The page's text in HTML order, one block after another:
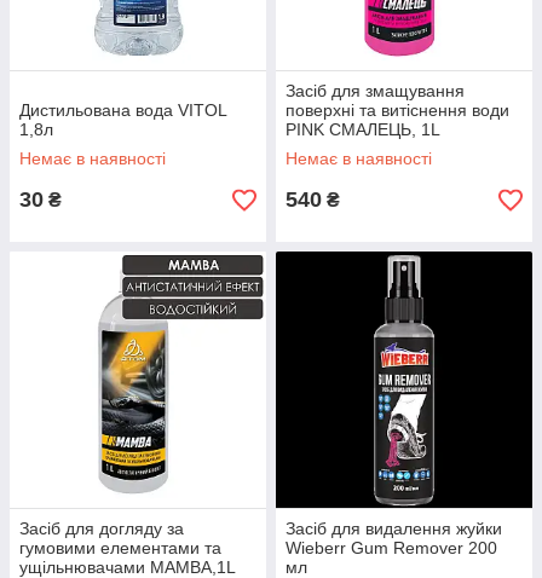
Дистильована вода VITOL
1,8л
Немає в наявності
30 ₴
Засіб для змащування
поверхні та витіснення води
PINK СМАЛЕЦЬ, 1L
Немає в наявності
540 ₴
Засіб для догляду за
гумовими елементами та
ущільнювачами MAMBA,1L
Засіб для видалення жуйки
Wieberr Gum Remover 200
мл